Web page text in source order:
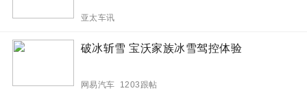
亚太车讯
破冰斩雪 宝沃家族冰雪驾控体验
网易汽车 1203跟帖